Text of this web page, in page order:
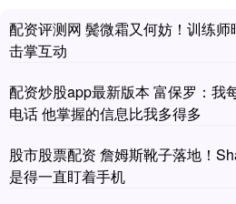
配资评测网 鬓微霜又何妨！训练
击掌互动
配资炒股app最新版本 富保罗：我
电话 他掌握的信息比我多得多
股市股票配资 詹姆斯靴子落地！
是得一直盯着手机